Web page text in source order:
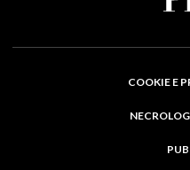
COOKIE E